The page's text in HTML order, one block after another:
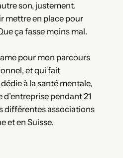
son, justement.
mettre en place pour
ça fasse moins mal.
pour mon parcours
et qui fait
à la santé mentale,
pendant 21
différentes associations
et en Suisse.